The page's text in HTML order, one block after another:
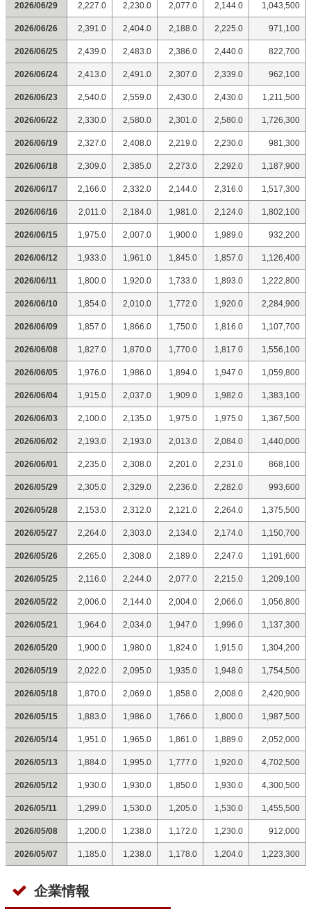
2026/06/29 2,227.0 2,230.0 2,077.0 2,144.0 1,043,500
2026/06/26 2,391.0 2,404.0 2,188.0 2,225.0 971,100
2026/06/25 2,439.0 2,483.0 2,386.0 2,440.0 822,700
2026/06/24 2,413.0 2,491.0 2,307.0 2,339.0 962,100
2026/06/23 2,540.0 2,559.0 2,430.0 2,430.0 1,211,500
2026/06/22 2,330.0 2,580.0 2,301.0 2,580.0 1,726,300
2026/06/19 2,327.0 2,408.0 2,219.0 2,230.0 981,300
2026/06/18 2,309.0 2,385.0 2,273.0 2,292.0 1,187,900
2026/06/17 2,166.0 2,332.0 2,144.0 2,316.0 1,517,300
2026/06/16 2,011.0 2,184.0 1,981.0 2,124.0 1,802,100
2026/06/15 1,975.0 2,007.0 1,900.0 1,989.0 932,200
2026/06/12 1,933.0 1,961.0 1,845.0 1,857.0 1,126,400
2026/06/11 1,800.0 1,920.0 1,733.0 1,893.0 1,222,800
2026/06/10 1,854.0 2,010.0 1,772.0 1,920.0 2,284,900
2026/06/09 1,857.0 1,866.0 1,750.0 1,816.0 1,107,700
2026/06/08 1,827.0 1,870.0 1,770.0 1,817.0 1,556,100
2026/06/05 1,976.0 1,986.0 1,894.0 1,947.0 1,059,800
2026/06/04 1,915.0 2,037.0 1,909.0 1,982.0 1,383,100
2026/06/03 2,100.0 2,135.0 1,975.0 1,975.0 1,367,500
2026/06/02 2,193.0 2,193.0 2,013.0 2,084.0 1,440,000
2026/06/01 2,235.0 2,308.0 2,201.0 2,231.0 868,100
2026/05/29 2,305.0 2,329.0 2,236.0 2,282.0 993,600
2026/05/28 2,153.0 2,312.0 2,121.0 2,264.0 1,375,500
2026/05/27 2,264.0 2,303.0 2,134.0 2,174.0 1,150,700
2026/05/26 2,265.0 2,308.0 2,189.0 2,247.0 1,191,600
2026/05/25 2,116.0 2,244.0 2,077.0 2,215.0 1,209,100
2026/05/22 2,006.0 2,144.0 2,004.0 2,066.0 1,056,800
2026/05/21 1,964.0 2,034.0 1,947.0 1,996.0 1,137,300
2026/05/20 1,900.0 1,980.0 1,824.0 1,915.0 1,304,200
2026/05/19 2,022.0 2,095.0 1,935.0 1,948.0 1,754,500
2026/05/18 1,870.0 2,069.0 1,858.0 2,008.0 2,420,900
2026/05/15 1,883.0 1,986.0 1,766.0 1,800.0 1,987,500
2026/05/14 1,951.0 1,965.0 1,861.0 1,889.0 2,052,000
2026/05/13 1,884.0 1,995.0 1,777.0 1,920.0 4,702,500
2026/05/12 1,930.0 1,930.0 1,850.0 1,930.0 4,300,500
2026/05/11 1,299.0 1,530.0 1,205.0 1,530.0 1,455,500
2026/05/08 1,200.0 1,238.0 1,172.0 1,230.0 912,000
2026/05/07 1,185.0 1,238.0 1,178.0 1,204.0 1,223,300
企業情報